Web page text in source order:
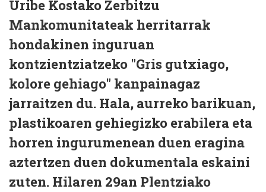
Uribe Kostako Zerbitzu
Mankomunitateak herritarrak
hondakinen inguruan
kontzientziatzeko "Gris gutxiago,
kolore gehiago" kanpainagaz
jarraitzen du. Hala, aurreko barikuan,
plastikoaren gehiegizko erabilera eta
horren ingurumenean duen eragina
aztertzen duen dokumentala eskaini
zuten. Hilaren 29an Plentziako